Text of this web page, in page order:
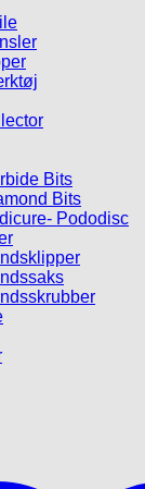
Bits
Bits
Pododisc